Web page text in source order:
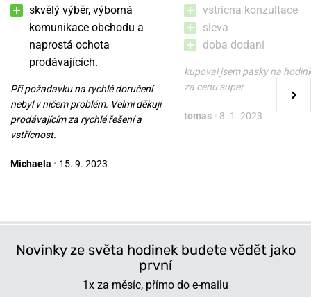
skvělý výběr, výborná
komunikace obchodu a
naprostá ochota
prodávajících.
Při požadavku na rychlé doručení
nebyl v ničem problém. Velmi děkuji
prodávajícím za rychlé řešení a
vstřícnost.
Michaela • 15. 9. 2023
vstricna konzultace
sleva
doba dodani
kupoval jsem pasky na
za cenu super
tomas • 8. 1. 2023
Novinky ze světa hodinek budete vědět jako
první
1x za měsíc, přímo do e-mailu